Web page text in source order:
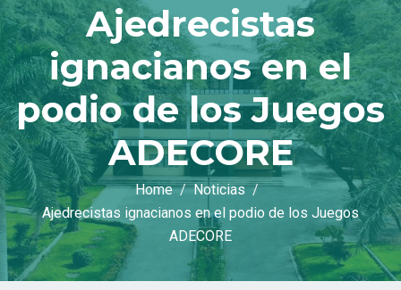
Ajedrecistas
ignacianos en el
podio de los Juegos
ADECORE
Home
Noticias
Ajedrecistas ignacianos en el podio de los Juegos
ADECORE